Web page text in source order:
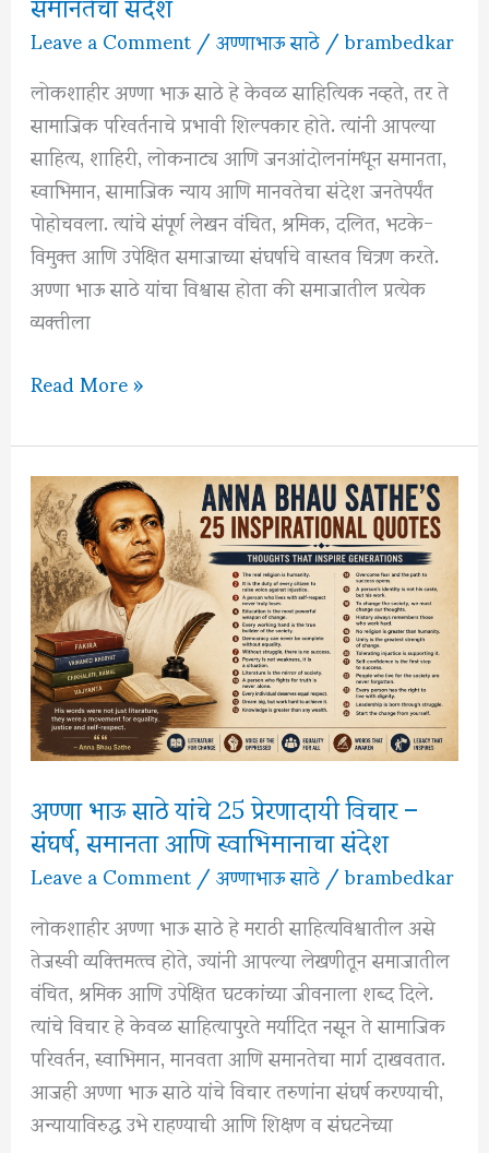
Leave a Comment/अण्णाभाऊ साठे/brambedkar
लोकशाहीर अण्णा भाऊ साठे हे केवळ साहित्यिक नव्हते, तर ते
सामाजिक परिवर्तनाचे प्रभावी शिल्पकार होते. त्यांनी आपल्या
साहित्य, शाहिरी, लोकनाट्य आणि जनआंदोलनांमधून समानता,
स्वाभिमान, सामाजिक न्याय आणि मानवतेचा संदेश जनतेपर्यंत
पोहोचवला. त्यांचे संपूर्ण लेखन वंचित, श्रमिक, दलित, भटके-
विमुक्त आणि उपेक्षित समाजाच्या संघर्षाचे वास्तव चित्रण करते.
अण्णा भाऊ साठे यांचा विश्वास होता की समाजातील प्रत्येक
व्यक्तीला
अण्णा
साठे
यांनी
समाजाला
दिलेला
समानतेचा
संदेश
Read More »
अण्णा भाऊ साठे यांचे 25 प्रेरणादायी विचार –
संघर्ष, समानता आणि स्वाभिमानाचा संदेश
Leave a Comment/अण्णाभाऊ साठे/brambedkar
लोकशाहीर अण्णा भाऊ साठे हे मराठी साहित्यविश्वातील असे
तेजस्वी व्यक्तिमत्त्व होते, ज्यांनी आपल्या लेखणीतून समाजातील
वंचित, श्रमिक आणि उपेक्षित घटकांच्या जीवनाला शब्द दिले.
त्यांचे विचार हे केवळ साहित्यापुरते मर्यादित नसून ते सामाजिक
परिवर्तन, स्वाभिमान, मानवता आणि समानतेचा मार्ग दाखवतात.
आजही अण्णा भाऊ साठे यांचे विचार तरुणांना संघर्ष करण्याची,
अन्यायाविरुद्ध उभे राहण्याची आणि शिक्षण व संघटनेच्या